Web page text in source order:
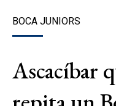
BOCA JUNIORS
Ascacíbar